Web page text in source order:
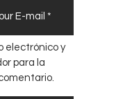
electrónico y
para la